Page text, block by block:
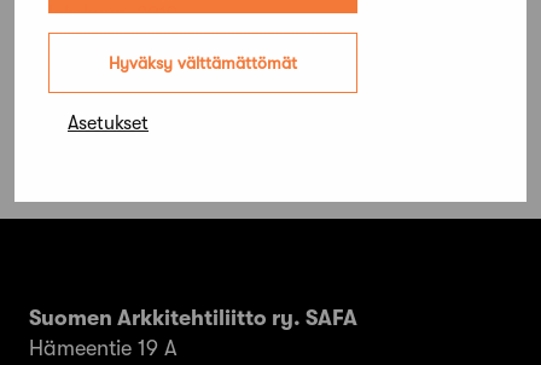
Hyväksy välttämättömät
Asetukset
11 lokakuun, 2019
Kumpulanmäen kutsukilpailu ratkesi
Suomen Arkkitehtiliitto ry. SAFA
Hämeentie 19 A